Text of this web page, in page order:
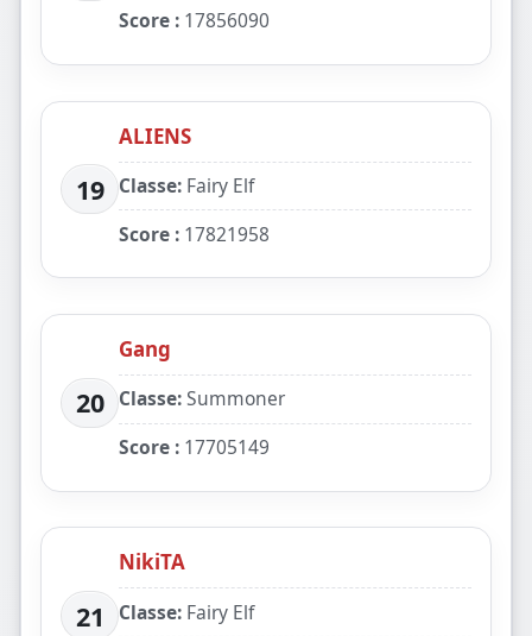
Score : 17856090
19
ALIENS
Classe: Fairy Elf
Score : 17821958
20
Gang
Classe:Summoner
Score : 17705149
21
NikiTA
Classe: Fairy Elf